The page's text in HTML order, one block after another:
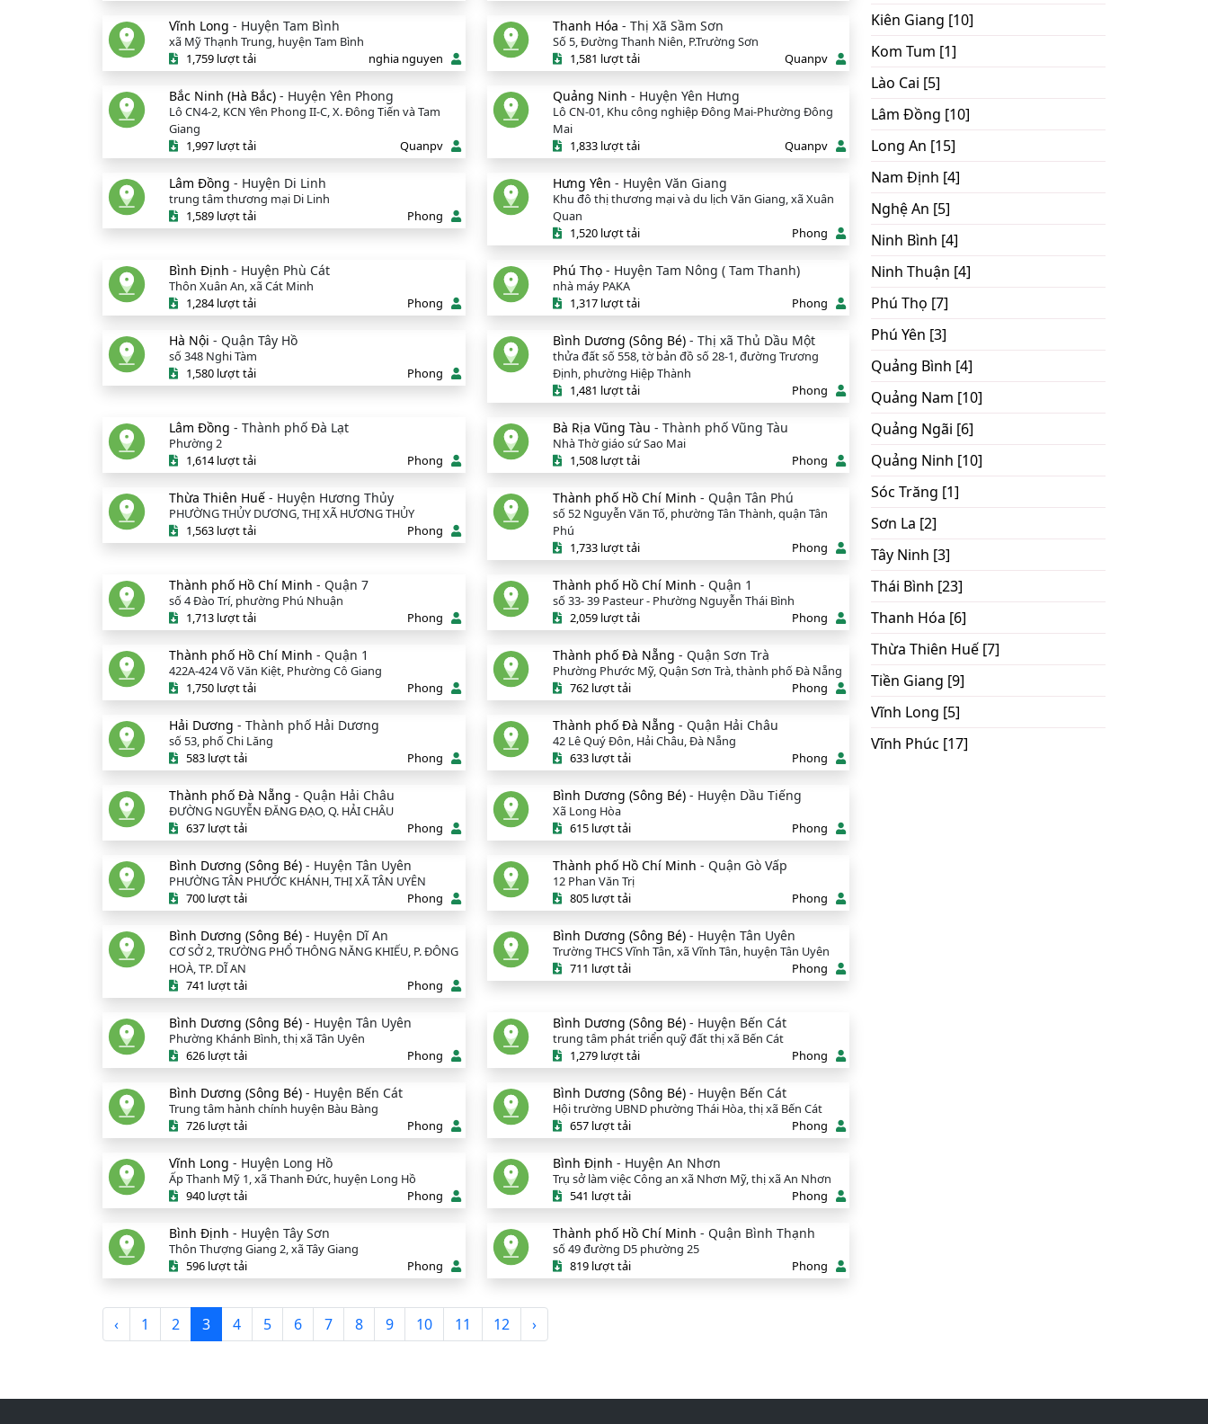
Vĩnh Long - Huyện Tam Bình
xã Mỹ Thạnh Trung, huyện Tam Bình
1,759 lượt tải
nghia nguyen
Thanh Hóa - Thị Xã Sầm Sơn
Số 5, Đường Thanh Niên, P.Trường Sơn
1,581 lượt tải
Quanpv
Bắc Ninh (Hà Bắc)- Huyện Yên Phong
Lô CN4-2, KCN Yên Phong II-C, X. Đông Tiến và Tam
Giang
1,997 lượt tải
Quanpv
Quảng Ninh - Huyện Yên Hưng
Lô CN-01, Khu công nghiệp Đông Mai-Phường Đông
Mai
1,833 lượt tải
Quanpv
Lâm Đồng - Huyện Di Linh
trung tâm thương mại Di Linh
1,589 lượt tải
Phong
Hưng Yên - Huyện Văn Giang
Khu đô thị thương mại và du lịch Văn Giang, xã Xuân
Quan
1,520 lượt tải
Phong
Bình Định - Huyện Phù Cát
Thôn Xuân An, xã Cát Minh
1,284 lượt tải
Phong
Phú Thọ - Huyện Tam Nông ( Tam Thanh)
nhà máy PAKA
1,317 lượt tải
Phong
Hà Nội - Quận Tây Hồ
số 348 Nghi Tàm
1,580 lượt tải
Phong
Bình Dương (Sông Bé) - Thị xã Thủ Dầu Một
thửa đất số 558, tờ bản đồ số 28-1, đường Trương
Định, phường Hiệp Thành
1,481 lượt tải
Phong
Lâm Đồng - Thành phố Đà Lạt
Phường 2
1,614 lượt tải
Phong
Bà Rịa Vũng Tàu - Thành phố Vũng Tàu
Nhà Thờ giáo sứ Sao Mai
1,508 lượt tải
Phong
Thừa Thiên Huế- Huyện Hương Thủy
PHƯỜNG THỦY DƯƠNG, THỊ XÃ HƯƠNG THỦY
1,563 lượt tải
Phong
Thành phố Hồ Chí Minh - Quận Tân Phú
số 52 Nguyễn Văn Tố, phường Tân Thành, quận Tân
Phú
1,733 lượt tải
Phong
Thành phố Hồ Chí Minh - Quận 7
số 4 Đào Trí, phường Phú Nhuận
1,713 lượt tải
Phong
Thành phố Hồ Chí Minh - Quận 1
số 33- 39 Pasteur - Phường Nguyễn Thái Bình
2,059 lượt tải
Phong
Thành phố Hồ Chí Minh - Quận 1
422A-424 Võ Văn Kiệt, Phường Cô Giang
1,750 lượt tải
Phong
Thành phố Đà Nẵng - Quận Sơn Trà
Phường Phước Mỹ, Quận Sơn Trà, thành phố Đà Nẵng
762 lượt tải
Phong
Hải Dương - Thành phố Hải Dương
số 53, phố Chi Lăng
583 lượt tải
Phong
Thành phố Đà Nẵng - Quận Hải Châu
42 Lê Quý Đôn, Hải Châu, Đà Nẵng
633 lượt tải
Phong
Thành phố Đà Nẵng - Quận Hải Châu
ĐƯỜNG NGUYỄN ĐĂNG ĐẠO, Q. HẢI CHÂU
637 lượt tải
Phong
Bình Dương (Sông Bé) - Huyện Dầu Tiếng
Xã Long Hòa
615 lượt tải
Phong
Bình Dương (Sông Bé)- Huyện Tân Uyên
PHƯỜNG TÂN PHƯỚC KHÁNH, THỊ XÃ TÂN UYÊN
700 lượt tải
Phong
Thành phố Hồ Chí Minh - Quận Gò Vấp
12 Phan Văn Trị
805 lượt tải
Phong
Bình Dương (Sông Bé)- Huyện Dĩ An
CƠ SỞ 2, TRƯỜNG PHỔ THÔNG NĂNG KHIẾU, P. ĐÔNG
HOÀ, TP. DĨ AN
741 lượt tải
Phong
Bình Dương (Sông Bé) - Huyện Tân Uyên
Trường THCS Vĩnh Tân, xã Vĩnh Tân, huyện Tân Uyên
711 lượt tải
Phong
Bình Dương (Sông Bé)- Huyện Tân Uyên
Phường Khánh Bình, thị xã Tân Uyên
626 lượt tải
Phong
Bình Dương (Sông Bé) - Huyện Bến Cát
trung tâm phát triển quỹ đất thị xã Bến Cát
1,279 lượt tải
Phong
Bình Dương (Sông Bé)- Huyện Bến Cát
Trung tâm hành chính huyện Bàu Bàng
726 lượt tải
Phong
Bình Dương (Sông Bé) - Huyện Bến Cát
Hội trường UBND phường Thái Hòa, thị xã Bến Cát
657 lượt tải
Phong
Vĩnh Long - Huyện Long Hồ
Ấp Thanh Mỹ 1, xã Thanh Đức, huyện Long Hồ
940 lượt tải
Phong
Bình Định - Huyện An Nhơn
Trụ sở làm việc Công an xã Nhơn Mỹ, thị xã An Nhơn
541 lượt tải
Phong
Bình Định - Huyện Tây Sơn
Thôn Thượng Giang 2, xã Tây Giang
596 lượt tải
Phong
Thành phố Hồ Chí Minh - Quận Bình Thạnh
số 49 đường D5 phường 25
819 lượt tải
Phong
‹ 1 2 3 4 5 6 7 8 9 10 11 12 ›
Kiên Giang [10]
Kom Tum [1]
Lào Cai [5]
Lâm Đồng [10]
Long An [15]
Nam Định [4]
Nghệ An [5]
Ninh Bình [4]
Ninh Thuận [4]
Phú Thọ [7]
Phú Yên [3]
Quảng Bình [4]
Quảng Nam [10]
Quảng Ngãi [6]
Quảng Ninh [10]
Sóc Trăng [1]
Sơn La [2]
Tây Ninh [3]
Thái Bình [23]
Thanh Hóa [6]
Thừa Thiên Huế [7]
Tiền Giang [9]
Vĩnh Long [5]
Vĩnh Phúc [17]